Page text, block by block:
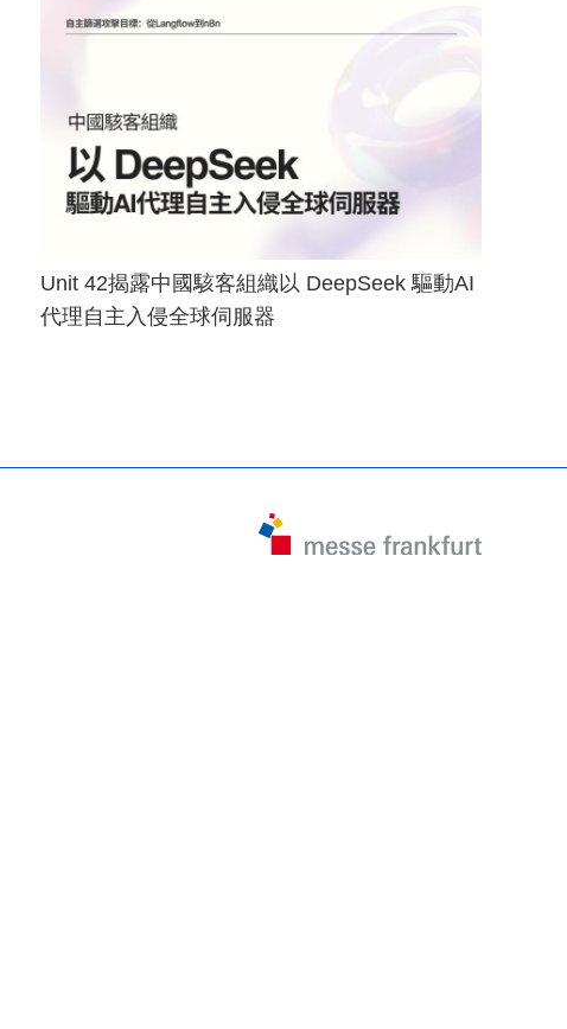
Unit 42揭露中國駭客組織以 DeepSeek 驅動AI
代理自主入侵全球伺服器